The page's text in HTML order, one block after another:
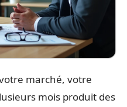
marché, votre
mois produit des